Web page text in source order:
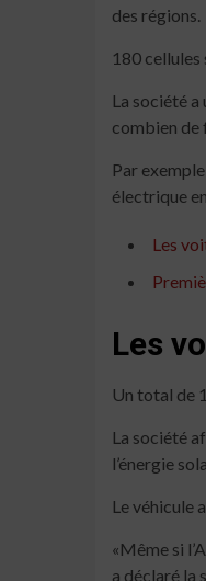
des régions.
180
La société
combien de
Par
électrique
Les
Les
Un total de
La société
l’énergie
Le véhicule
«Même si
a déclaré la